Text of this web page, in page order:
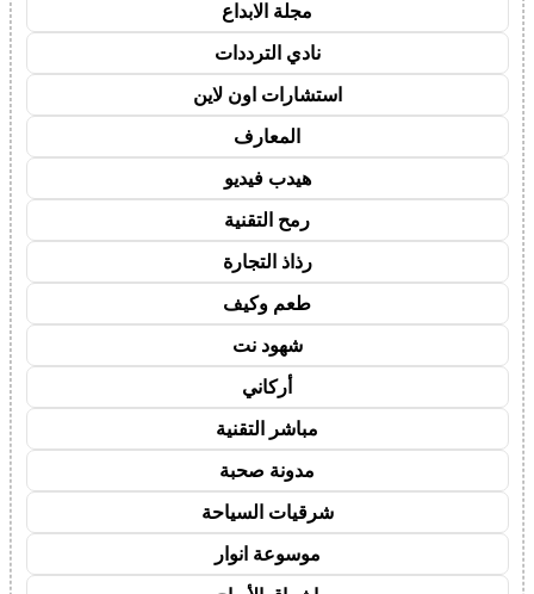
مجلة الابداع
نادي الترددات
استشارات اون لاين
المعارف
هيدب فيديو
رمح التقنية
رذاذ التجارة
طعم وكيف
شهود نت
أركاني
مباشر التقنية
مدونة صحبة
شرقيات السياحة
موسوعة انوار